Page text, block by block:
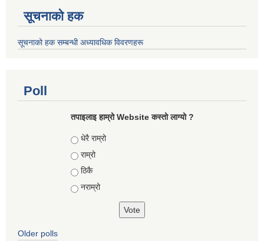
सूचनाको हक
सूचनाको हक सम्बन्धी अध्यावधिक विवरणहरू
Poll
तपाइलाइ हाम्रो Website कस्तो लाग्यो ?
Choices
धेरै राम्रो
राम्रो
ठिकै
नराम्रो
Older polls